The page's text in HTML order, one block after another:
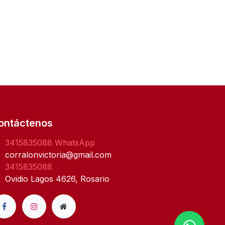
3415835088 WhatsApp
corralonvictoria@gmail.com
3415835088
Ovidio Lagos 4626, Rosario